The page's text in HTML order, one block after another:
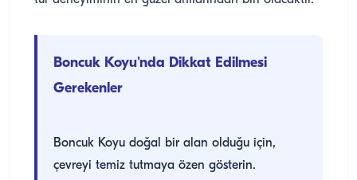
Boncuk Koyu'nda Dikkat Edilmesi
Gerekenler
Boncuk Koyu doğal bir alan olduğu için,
çevreyi temiz tutmaya özen gösterin.